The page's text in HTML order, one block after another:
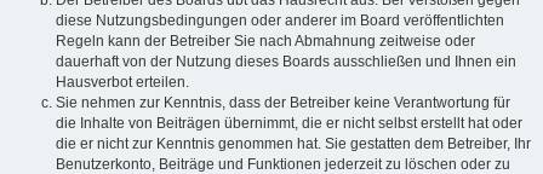
diese Nutzungsbedingungen oder anderer im Board veröffentlichten
Regeln kann der Betreiber Sie nach Abmahnung zeitweise oder
dauerhaft von der Nutzung dieses Boards ausschließen und Ihnen ein
Hausverbot erteilen.
Sie nehmen zur Kenntnis, dass der Betreiber keine Verantwortung für
die Inhalte von Beiträgen übernimmt, die er nicht selbst erstellt hat oder
die er nicht zur Kenntnis genommen hat. Sie gestatten dem Betreiber, Ihr
Benutzerkonto, Beiträge und Funktionen jederzeit zu löschen oder zu